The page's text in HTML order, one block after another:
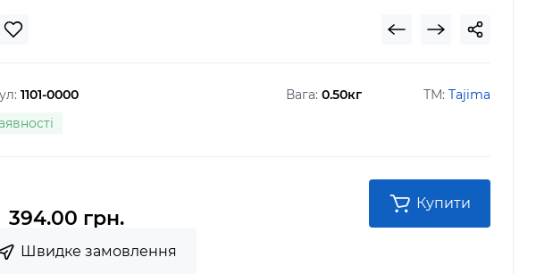
1101-0000 ТМ: Tajima
Вага:0.50кг
394.00 грн.
Купити
Швидке замовлення